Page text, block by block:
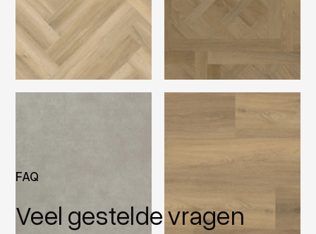
FAQ
Veel gestelde vragen